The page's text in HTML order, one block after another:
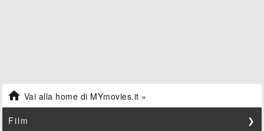
 Vai alla home di MYmovies.it »
Film ❯